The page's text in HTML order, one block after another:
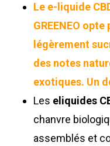
Le e-liquide
GREENEO
légèrement
des notes
exotiques. Un
Les eliquides
chanvre
assemblés et